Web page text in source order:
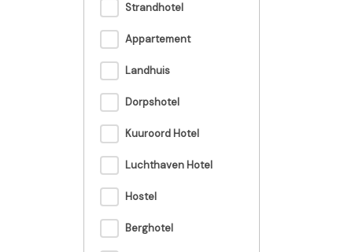
Strandhotel
Appartement
Landhuis
Dorpshotel
Kuuroord Hotel
Luchthaven Hotel
Hostel
Berghotel